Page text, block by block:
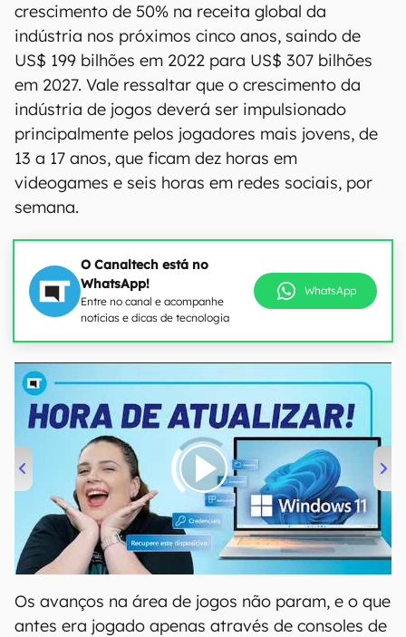
crescimento de 50% na receita global da
indústria nos próximos cinco anos, saindo de
US$ 199 bilhões em 2022 para US$ 307 bilhões
em 2027. Vale ressaltar que o crescimento da
indústria de jogos deverá ser impulsionado
principalmente pelos jogadores mais jovens, de
13 a 17 anos, que ficam dez horas em
videogames e seis horas em redes sociais, por
semana.
O Canaltech está no
WhatsApp!
Entre no canal e acompanhe
notícias e dicas de tecnologia
WhatsApp
00:00 04:52
Os avanços na área de jogos não param, e o que
antes era jogado apenas através de consoles de